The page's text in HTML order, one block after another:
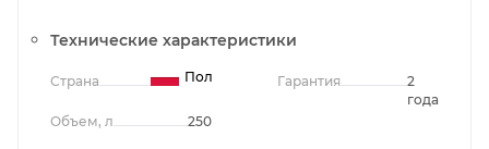
Технические характеристики
Страна Польша
Объем, л 250
Гарантия
2
года